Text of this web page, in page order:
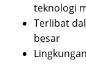
teknologi
Terlibat
besar